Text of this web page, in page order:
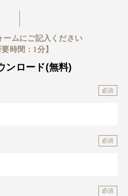
ームにご記入ください
要時間：1分】
ンロード(無料)